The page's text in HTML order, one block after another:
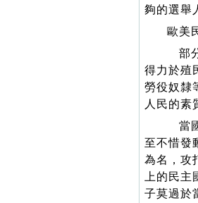
夠的選舉
歐美
部
得力於殖
勞役奴隸
人民的素
當
至不惜發
為名，攻
上的民
子莫過於